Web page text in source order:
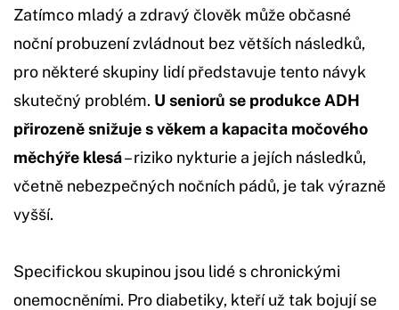
Zatímco mladý a zdravý člověk může občasné
noční probuzení zvládnout bez větších následků,
pro některé skupiny lidí představuje tento návyk
skutečný problém. U seniorů se produkce ADH
přirozeně snižuje s věkem a kapacita močového
měchýře klesá– riziko nykturie a jejích následků,
včetně nebezpečných nočních pádů, je tak výrazně
vyšší.
Specifickou skupinou jsou lidé s chronickými
onemocněními. Pro diabetiky, kteří už tak bojují se